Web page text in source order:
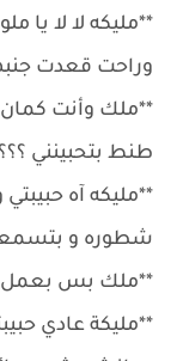
**مليكه لا لا يا
وراحت قعدت
**ملك وأنت كمان
طنط بتحبينني ؟؟؟
**مليكه آه
شطوره و
**ملك بس بعمل
**مليكة عادي